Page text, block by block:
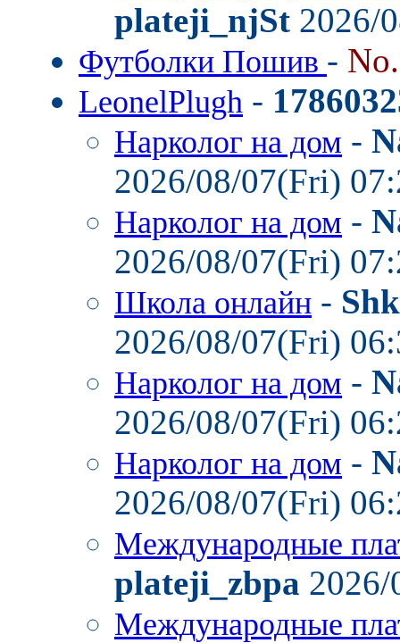
plateji_njSt 2026/
Футболки Пошив -
LeonelPlugh -
Нарколог на дом -
2026/08/07(Fri)
Нарколог на дом -
2026/08/07(Fri)
Школа онлайн -
2026/08/07(Fri)
Нарколог на дом -
2026/08/07(Fri)
Нарколог на дом -
2026/08/07(Fri)
Международные
plateji_zbpa
Международные